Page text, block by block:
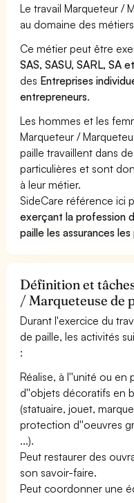
Le travail Marqueteur /
au domaine des
Ce métier peut être
SAS, SASU, SARL, SA
des Entreprises
entrepreneurs.
Les hommes et les
Marqueteur /
paille travaillent dans
particulières et sont
à leur métier.
SideCare référence ici
exerçant la profession
paille les assurances
Définition et
/ Marqueteuse de
Durant l'exercice du
de paille, les activités
:
Réalise, à l''unité ou
d''objets décoratifs en
(statuaire, jouet,
protection d''oeuvres
...).
Peut restaurer des
son savoir-faire.
Peut coordonner une